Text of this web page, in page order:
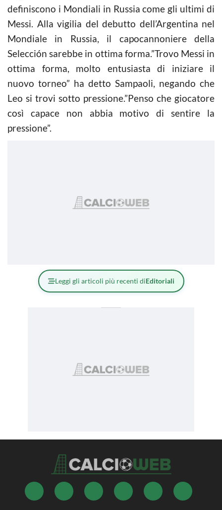
definiscono i Mondiali in Russia come gli ultimi di
Messi. Alla vigilia del debutto dell’Argentina nel
Mondiale in Russia, il capocannoniere della
Selección sarebbe in ottima forma.”Trovo Messi in
ottima forma, molto entusiasta di iniziare il
nuovo torneo” ha detto Sampaoli, negando che
Leo si trovi sotto pressione.”Penso che giocatore
così capace non abbia motivo di sentire la
pressione”.
Leggi gli articoli più recenti diEditoriali